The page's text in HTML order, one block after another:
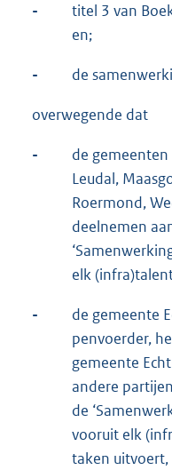
-
titel 3 van
en;
- de
overwegende dat
-
de gemeenten
Leudal,
Roermond,
deelnemen
elk
-
de gemeente
penvoerder,
gemeente
andere
de
vooruit elk
taken